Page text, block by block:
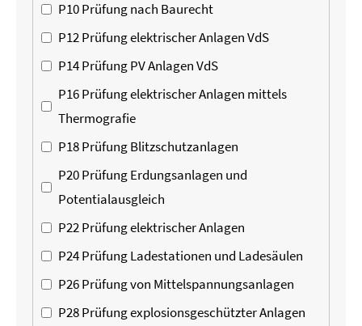
P10 Prüfung nach Baurecht
P12 Prüfung elektrischer Anlagen VdS
P14 Prüfung PV Anlagen VdS
P16 Prüfung elektrischer Anlagen mittels
Thermografie
P18 Prüfung Blitzschutzanlagen
P20 Prüfung Erdungsanlagen und
Potentialausgleich
P22 Prüfung elektrischer Anlagen
P24 Prüfung Ladestationen und Ladesäulen
P26 Prüfung von Mittelspannungsanlagen
P28 Prüfung explosionsgeschützter Anlagen